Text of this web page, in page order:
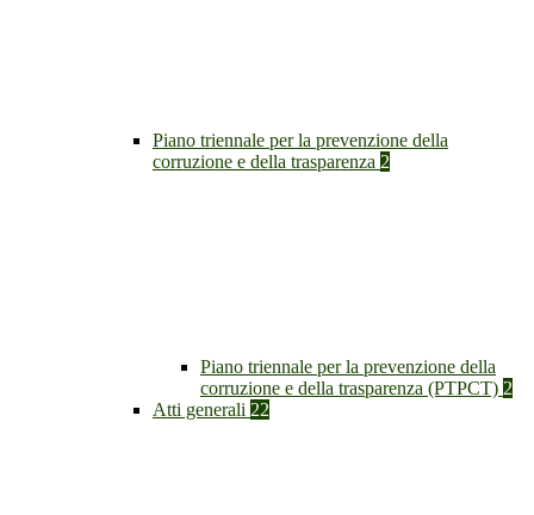
Piano triennale per la prevenzione della
corruzione e della trasparenza 2
Piano triennale per la prevenzione della
corruzione e della trasparenza (PTPCT) 2
Atti generali 22